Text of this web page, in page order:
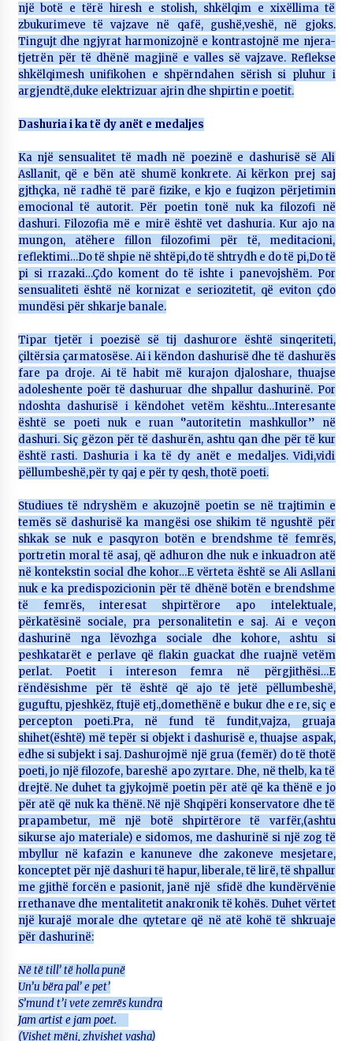
një botë e tërë hiresh e stolish, shkëlqim e xixëllima të
zbukurimeve të vajzave në qafë, gushë,veshë, në gjoks.
Tingujt dhe ngjyrat harmonizojnë e kontrastojnë me njera-
tjetrën për të dhënë magjinë e valles së vajzave. Reflekse
shkëlqimesh unifikohen e shpërndahen sërish si pluhur i
argjendtë,duke elektrizuar ajrin dhe shpirtin e poetit.
Dashuria i ka të dy anët e medaljes
Ka një sensualitet të madh në poezinë e dashurisë së Ali
Asllanit, që e bën atë shumë konkrete. Ai kërkon prej saj
gjthçka, në radhë të parë fizike, e kjo e fuqizon përjetimin
emocional të autorit. Për poetin tonë nuk ka filozofi në
dashuri. Filozofia më e mirë është vet dashuria. Kur ajo na
mungon, atëhere fillon filozofimi për të, meditacioni,
reflektimi…Do të shpie në shtëpi,do të shtrydh e do të pi,Do të
pi si rrazaki…Çdo koment do të ishte i panevojshëm. Por
sensualiteti është në kornizat e seriozitetit, që eviton çdo
mundësi për shkarje banale.
Tipar tjetër i poezisë së tij dashurore është sinqeriteti,
çiltërsia çarmatosëse. Ai i këndon dashurisë dhe të dashurës
fare pa droje. Ai të habit më kurajon djaloshare, thuajse
adoleshente poër të dashuruar dhe shpallur dashurinë. Por
ndoshta dashurisë i këndohet vetëm kështu…Interesante
është se poeti nuk e ruan ‘’autoritetin mashkullor’’ në
dashuri. Siç gëzon për të dashurën, ashtu qan dhe për të kur
është rasti. Dashuria i ka të dy anët e medaljes. Vidi,vidi
pëllumbeshë,për ty qaj e për ty qesh, thotë poeti.
Studiues të ndryshëm e akuzojnë poetin se në trajtimin e
temës së dashurisë ka mangësi ose shikim të ngushtë për
shkak se nuk e pasqyron botën e brendshme të femrës,
portretin moral të asaj, që adhuron dhe nuk e inkuadron atë
në kontekstin social dhe kohor…E vërteta është se Ali Asllani
nuk e ka predispozicionin për të dhënë botën e brendshme
të femrës, interesat shpirtërore apo intelektuale,
përkatësinë sociale, pra personalitetin e saj. Ai e veçon
dashurinë nga lëvozhga sociale dhe kohore, ashtu si
peshkatarët e perlave që flakin guackat dhe ruajnë vetëm
perlat. Poetit i intereson femra në përgjithësi…E
rëndësishme për të është që ajo të jetë pëllumbeshë,
guguftu, pjeshkëz, ftujë etj.,domethënë e bukur dhe e re, siç e
percepton poeti.Pra, në fund të fundit,vajza, gruaja
shihet(është) më tepër si objekt i dashurisë e, thuajse aspak,
edhe si subjekt i saj. Dashurojmë një grua (femër) do të thotë
poeti, jo një filozofe, bareshë apo zyrtare. Dhe, në thelb, ka të
drejtë. Ne duhet ta gjykojmë poetin për atë që ka thënë e jo
për atë që nuk ka thënë. Në një Shqipëri konservatore dhe të
prapambetur, më një botë shpirtërore të varfër,(ashtu
sikurse ajo materiale) e sidomos, me dashurinë si një zog të
mbyllur në kafazin e kanuneve dhe zakoneve mesjetare,
konceptet për një dashuri të hapur, liberale, të lirë, të shpallur
me gjithë forcën e pasionit, janë një sfidë dhe kundërvënie
rrethanave dhe mentalitetit anakronik të kohës. Duhet vërtet
një kurajë morale dhe qytetare që në atë kohë të shkruaje
për dashurinë:
Në të till’ të holla punë
Un’u bëra pal’ e pet’
S’mund t’i vete zemrës kundra
Jam artist e jam poet.
(Vishet mëni, zhvishet vasha)